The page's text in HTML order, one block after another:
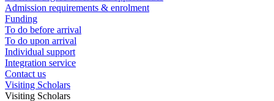
Admission requirements & enrolment
Funding
To do before arrival
To do upon arrival
Individual support
Integration service
Contact us
Visiting Scholars
Visiting Scholars